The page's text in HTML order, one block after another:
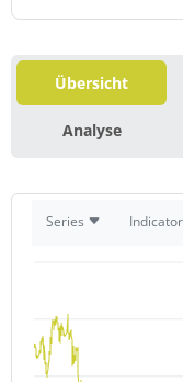
Übersicht
Analyse
Series